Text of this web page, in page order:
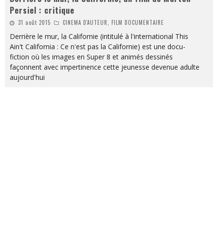
Persiel : critique
31 août 2015 CINEMA D'AUTEUR, FILM DOCUMENTAIRE
Derrière le mur, la Californie (intitulé à l'international This
Ain't California : Ce n'est pas la Californie) est une docu-
fiction où les images en Super 8 et animés dessinés
façonnent avec impertinence cette jeunesse devenue adulte
aujourd'hui